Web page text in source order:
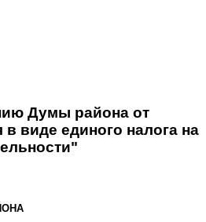
Думы района от
виде единого налога на